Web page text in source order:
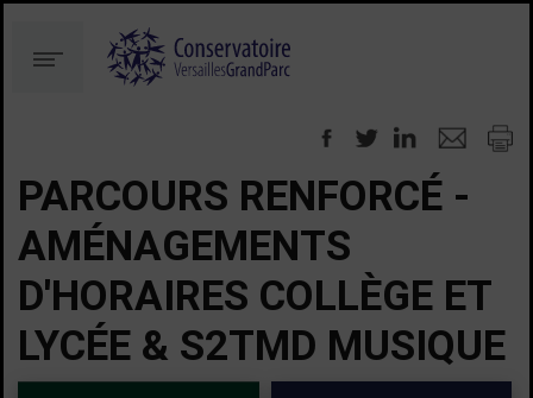
au
contenu
à
Menu
PARCOURS RENFORCÉ -
AMÉNAGEMENTS
D'HORAIRES COLLÈGE ET
LYCÉE & S2TMD MUSIQUE